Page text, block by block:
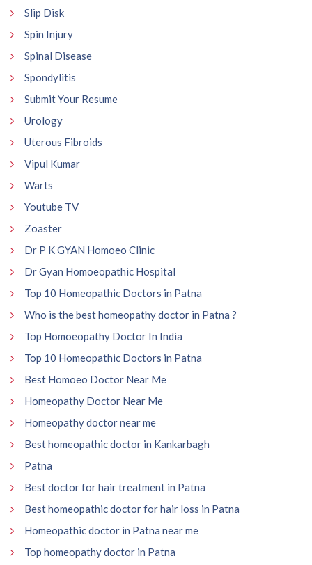
Slip Disk
Spin Injury
Spinal Disease
Spondylitis
Submit Your Resume
Urology
Uterous Fibroids
Vipul Kumar
Warts
Youtube TV
Zoaster
Dr P K GYAN Homoeo Clinic
Dr Gyan Homoeopathic Hospital
Top 10 Homeopathic Doctors in Patna
Who is the best homeopathy doctor in Patna ?
Top Homoeopathy Doctor In India
Top 10 Homeopathic Doctors in Patna
Best Homoeo Doctor Near Me
Homeopathy Doctor Near Me
Homeopathy doctor near me
Best homeopathic doctor in Kankarbagh
Patna
Best doctor for hair treatment in Patna
Best homeopathic doctor for hair loss in Patna
Homeopathic doctor in Patna near me
Top homeopathy doctor in Patna